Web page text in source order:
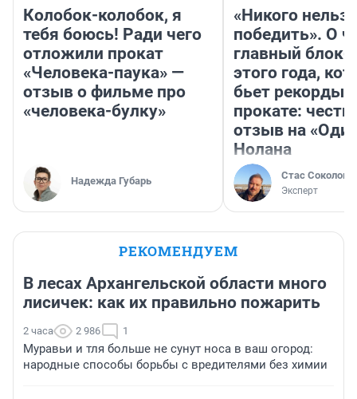
Колобок-колобок, я
тебя боюсь! Ради чего
отложили прокат
«Человека-паука» —
отзыв о фильме про
«человека-булку»
Надежда Губарь
«Никого нельзя
победить». О
главный
этого года,
бьет рекорды в
прокате:
отзыв на
Нолана
Стас Соколов
Эксперт
РЕКОМЕНДУЕМ
В лесах Архангельской области много
лисичек: как их правильно пожарить
2 часа 2 986 1
Муравьи и тля больше не сунут носа в ваш огород:
народные способы борьбы с вредителями без химии